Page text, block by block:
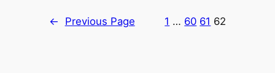
← Previous Page 1 … 60 61 62